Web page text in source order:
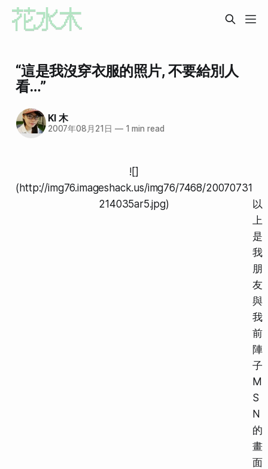
“這是我沒穿衣服的照片, 不要給別人
看…”
KI 木
2007年08月21日 —1 min read
![]
(http://img76.imageshack.us/img76/7468/20070731
214035ar5.jpg)
以
上
是
我
朋
友
與
我
前
陣
子
M
S
N
的
畫
面